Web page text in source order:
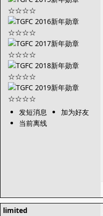
发短消息
加为好友
当前离线
limited